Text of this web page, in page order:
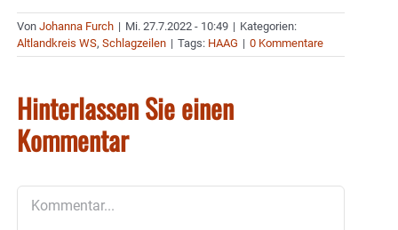
Von Johanna Furch | Mi. 27.7.2022 - 10:49 | Kategorien:
Altlandkreis WS, Schlagzeilen | Tags: HAAG | 0 Kommentare
Hinterlassen Sie einen
Kommentar